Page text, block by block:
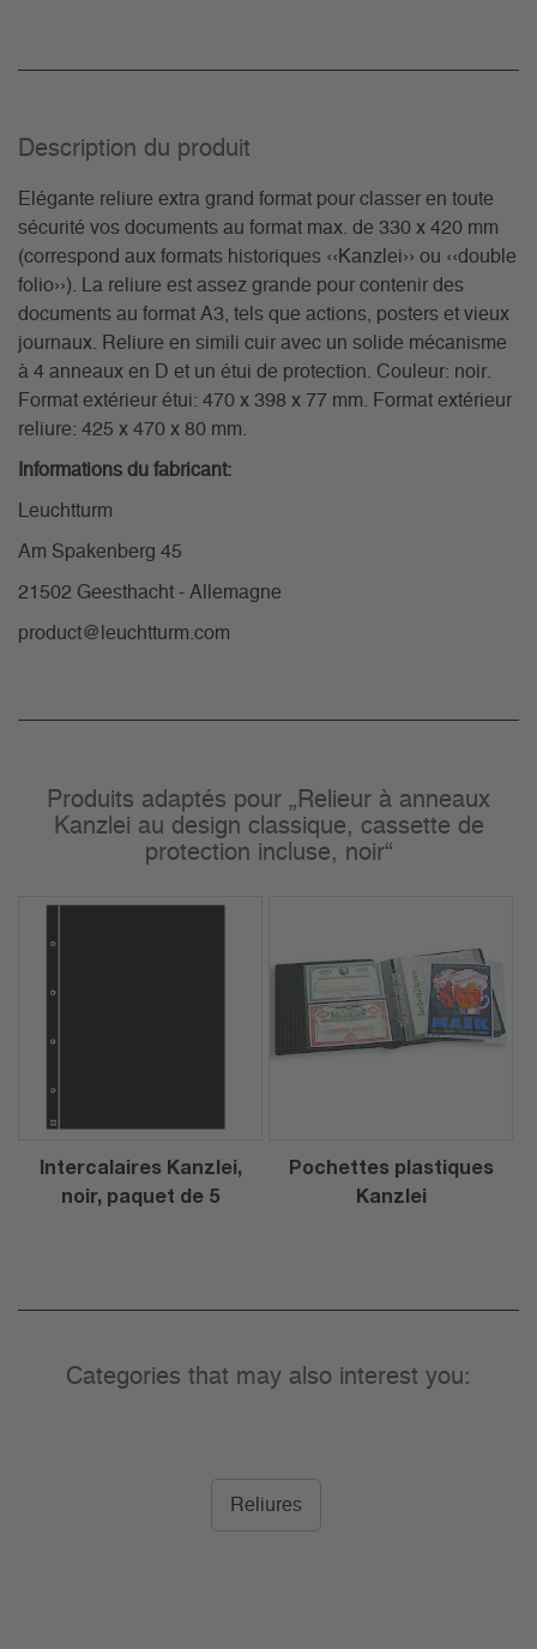
Description du­ produit
Elégante reliure extra grand format pour classer en toute
sécurité vos documents au format max. de 330 x 420 mm
(correspond aux formats historiques ‹‹Kanzlei›› ou ‹‹double
folio››). La reliure est assez grande pour contenir des
documents au format A3, tels que actions, posters et vieux
journaux. Reliure en simili cuir avec un solide mécanisme
à 4 anneaux en D et un étui de protection. Couleur: noir.
Format extérieur étui: 470 x 398 x 77 mm. Format extérieur
reliure: 425 x 470 x 80 mm.
Informations du fabricant:
Leuchtturm
Am Spakenberg 45
21502 Geesthacht - Allemagne
product@leuchtturm.com
Produits adaptés pour „Relieur à anneaux
Kanzlei au design classique, cassette de
protection incluse, noir“
Intercalaires Kanzlei,
noir, paquet de 5
Pochettes plastiques
Kanzlei
Categories that may also interest you:
Reliures